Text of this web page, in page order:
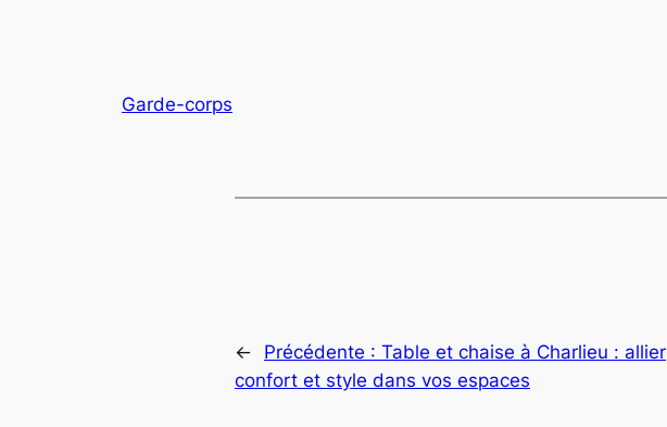
Garde-corps
← Précédente : Table et chaise à Charlieu : allier
confort et style dans vos espaces